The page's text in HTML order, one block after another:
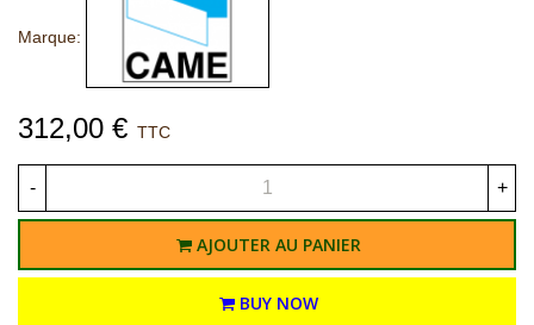
Marque:
312,00 € TTC
- +
AJOUTER AU PANIER
BUY NOW